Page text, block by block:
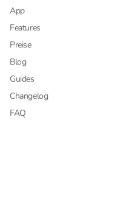
App
Features
Preise
Blog
Guides
Changelog
FAQ